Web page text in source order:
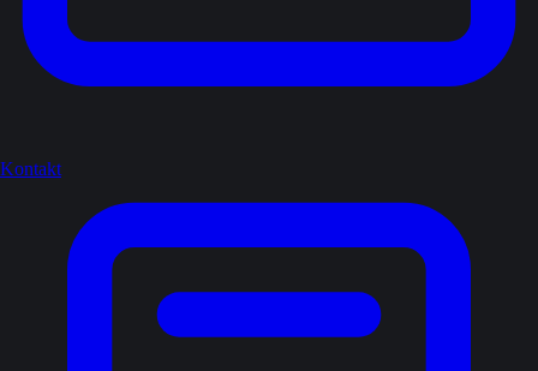
Kontakt